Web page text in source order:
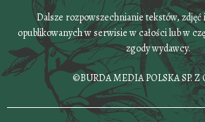
Dalsze rozpowszechnianie tekstów, zdjęć
opublikowanych w serwisie w całości lub w
zgody wydawcy.
©BURDA MEDIA POLSKA SP. Z